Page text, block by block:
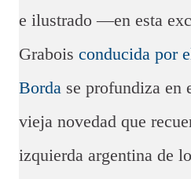
e ilustrado —en esta
Grabois conducida por
Borda se profundiza en
vieja novedad que
izquierda argentina de